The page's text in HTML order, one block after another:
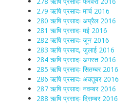
279 ऋषि प्रसादः मार्च 2016
280 ऋषि प्रसादः अप्रैल 2016
281 ऋषि प्रसादः मई 2016
282 ऋषि प्रसादः जून 2016
283 ऋषि प्रसाद, जुलाई 2016
284 ऋषि प्रसादः अगस्त 2016
285 ऋषि प्रसादः सितम्बर 2016
286 ऋषि प्रसादः अक्तूबर 2016
287 ऋषि प्रसादः नवम्बर 2016
288 ऋषि प्रसादः दिसम्बर 2016